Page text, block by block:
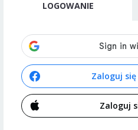
LOGOWANIE
Zaloguj
Zaloguj